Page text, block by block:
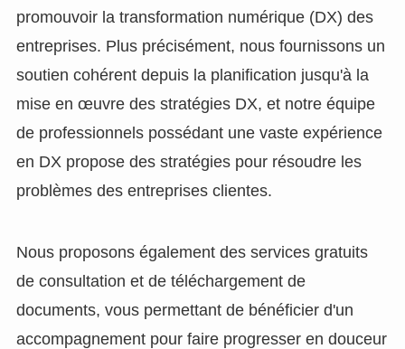
promouvoir la transformation numérique (DX) des
entreprises. Plus précisément, nous fournissons un
soutien cohérent depuis la planification jusqu'à la
mise en œuvre des stratégies DX, et notre équipe
de professionnels possédant une vaste expérience
en DX propose des stratégies pour résoudre les
problèmes des entreprises clientes.
Nous proposons également des services gratuits
de consultation et de téléchargement de
documents, vous permettant de bénéficier d'un
accompagnement pour faire progresser en douceur